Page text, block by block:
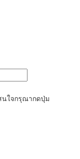
ใจกรุณากดปุ่ม